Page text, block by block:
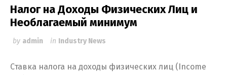
Налог на Доходы Физических Лиц и
Необлагаемый минимум
by admin in Industry News
Ставка налога на доходы физических лиц (Income